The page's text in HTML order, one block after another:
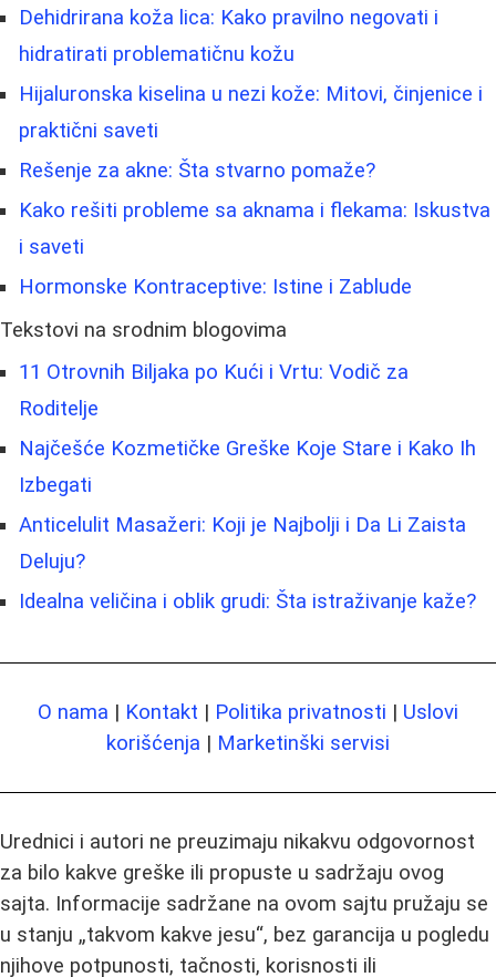
Dehidrirana koža lica: Kako pravilno negovati i
hidratirati problematičnu kožu
Hijaluronska kiselina u nezi kože: Mitovi, činjenice i
praktični saveti
Rešenje za akne: Šta stvarno pomaže?
Kako rešiti probleme sa aknama i flekama: Iskustva
i saveti
Hormonske Kontraceptive: Istine i Zablude
Tekstovi na srodnim blogovima
11 Otrovnih Biljaka po Kući i Vrtu: Vodič za
Roditelje
Najčešće Kozmetičke Greške Koje Stare i Kako Ih
Izbegati
Anticelulit Masažeri: Koji je Najbolji i Da Li Zaista
Deluju?
Idealna veličina i oblik grudi: Šta istraživanje kaže?
O nama | Kontakt | Politika privatnosti | Uslovi
korišćenja | Marketinški servisi
Urednici i autori ne preuzimaju nikakvu odgovornost
za bilo kakve greške ili propuste u sadržaju ovog
sajta. Informacije sadržane na ovom sajtu pružaju se
u stanju „takvom kakve jesu“, bez garancija u pogledu
njihove potpunosti, tačnosti, korisnosti ili